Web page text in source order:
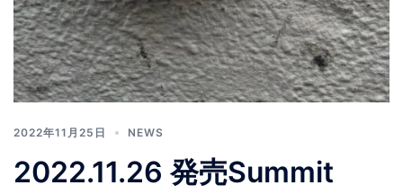
2022年11月25日 NEWS
2022.11.26 発売Summit